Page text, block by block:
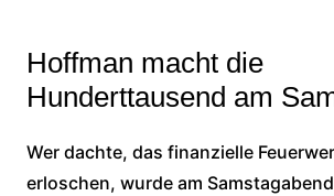
Hoffman macht die
Hunderttausend am
Wer dachte, das finanzielle
erloschen, wurde am